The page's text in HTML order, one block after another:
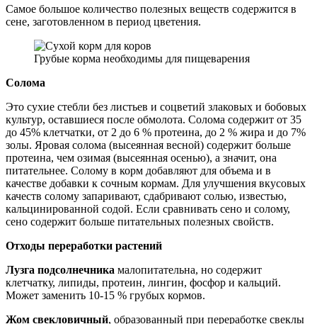
Самое большое количество полезных веществ содержится в
сене, заготовленном в период цветения.
Грубые корма необходимы для пищеварения
Солома
Это сухие стебли без листьев и соцветий злаковых и бобовых
культур, оставшиеся после обмолота. Солома содержит от 35
до 45% клетчатки, от 2 до 6 % протеина, до 2 % жира и до 7%
золы. Яровая солома (высеянная весной) содержит больше
протеина, чем озимая (высеянная осенью), а значит, она
питательнее. Солому в корм добавляют для объема и в
качестве добавки к сочным кормам. Для улучшения вкусовых
качеств солому запаривают, сдабривают солью, известью,
кальцинированной содой. Если сравнивать сено и солому,
сено содержит больше питательных полезных свойств.
Отходы переработки растений
Лузга подсолнечника малопитательна, но содержит
клетчатку, липиды, протеин, лингин, фосфор и кальций.
Может заменить 10-15 % грубых кормов.
Жом свекловичный, образованный при переработке свеклы